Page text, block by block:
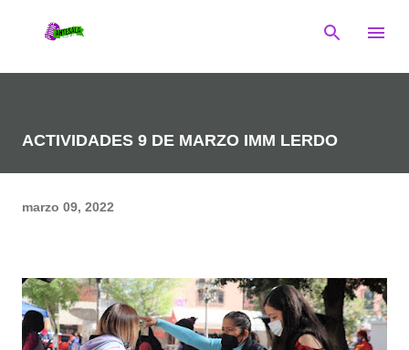
ACTIVIDADES 9 DE MARZO IMM LERDO
marzo 09, 2022